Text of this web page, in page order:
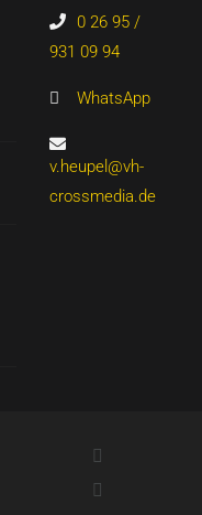
0 26 95 /
931 09 94
WhatsApp
v.heupel@vh-
crossmedia.de